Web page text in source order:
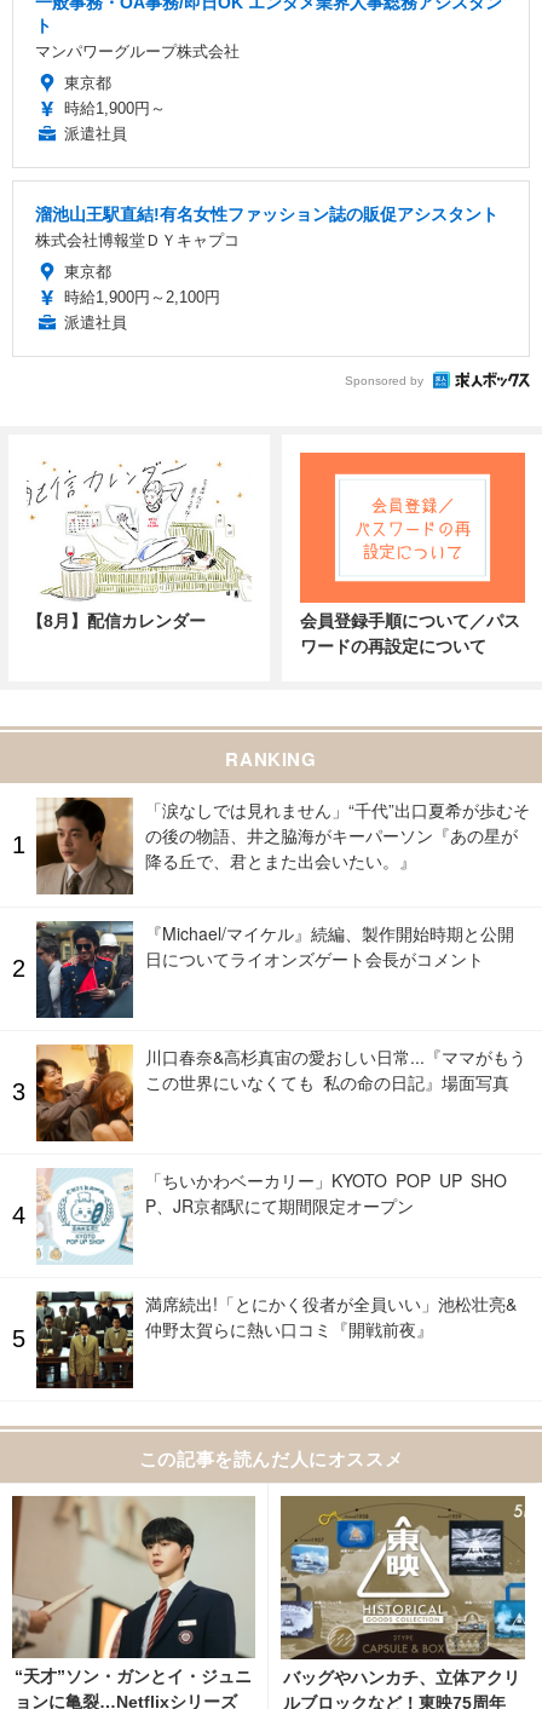
ト
マンパワーグループ株式会社
東京都
時給1,900円～
派遣社員
溜池山王駅直結!有名女性ファッション誌の販促アシスタント
株式会社博報堂ＤＹキャプコ
東京都
時給1,900円～2,100円
派遣社員
Sponsored by
【8月】配信カレンダー
会員登録手順について／パス
ワードの再設定について
RANKING
「涙なしでは見れません」“千代”出口夏希が歩むそ
の後の物語、井之脇海がキーパーソン『あの星が
降る丘で、君とまた出会いたい。』
『Michael/マイケル』続編、製作開始時期と公開
日についてライオンズゲート会長がコメント
川口春奈&高杉真宙の愛おしい日常...『ママがもう
この世界にいなくても 私の命の日記』場面写真
「ちいかわベーカリー」KYOTO POP UP SHO
P、JR京都駅にて期間限定オープン
満席続出!「とにかく役者が全員いい」池松壮亮&
仲野太賀らに熱い口コミ『開戦前夜』
この記事を読んだ人にオススメ
“天才”ソン・ガンとイ・ジュニ
ョンに亀裂…Netflixシリーズ
バッグやハンカチ、立体アクリ
ルブロックなど！東映75周年